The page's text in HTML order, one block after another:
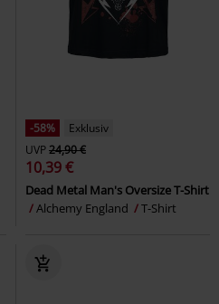
-58%
Exklusiv
UVP24,90 €
10,39 €
Dead Metal Man's Oversize T-Shirt
Alchemy England
T-Shirt